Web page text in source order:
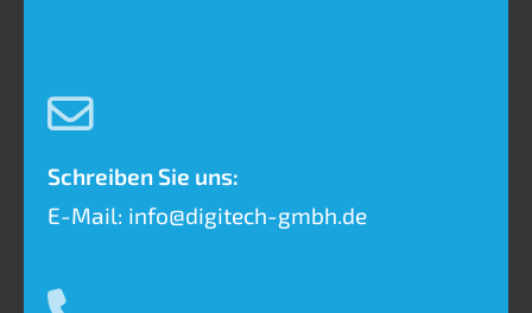
Schreiben Sie uns:
E-Mail: info@digitech-gmbh.de